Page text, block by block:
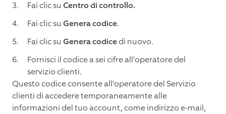
Fai clic su Centro di controllo.
Fai clic su Genera codice.
Fai clic su Genera codicedi nuovo.
Fornisci il codice a sei cifre all'operatore del
servizio clienti.
Questo codice consente all'operatore del Servizio
clienti di accedere temporaneamente alle
informazioni del tuo account, come indirizzo e-mail,